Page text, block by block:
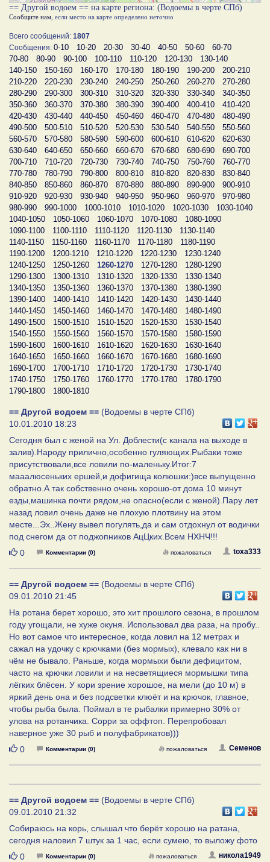
== Другой водоем == на карте региона: (Водоемы в черте СПб)
Сообщите нам , если место на карте определено неточно
Всего сообщений: 1807
Сообщения: 0-10 10-20 20-30 30-40 40-50 50-60
60-70
70-80
80-90 90-100 100-110 110-120 120-130
130-140
140-150
150-160 160-170 170-180 180-190 190-200
200-210
210-220
220-230 230-240 240-250 250-260 260-270
270-280
280-290
290-300 300-310 310-320 320-330 330-340
340-350
350-360
360-370 370-380 380-390 390-400 400-410
410-420
420-430
430-440 440-450 450-460 460-470 470-480
480-490
490-500
500-510 510-520 520-530 530-540 540-550
550-560
560-570
570-580 580-590 590-600 600-610 610-620
620-630
630-640
640-650 650-660 660-670 670-680 680-690
690-700
700-710
710-720 720-730 730-740 740-750 750-760
760-770
770-780
780-790 790-800 800-810 810-820 820-830
830-840
840-850
850-860 860-870 870-880 880-890 890-900
900-910
910-920
920-930 930-940 940-950 950-960 960-970
970-980
980-990
990-1000 1000-1010 1010-1020 1020-1030
1030-1040
1040-1050
1050-1060 1060-1070 1070-1080
1080-1090
1090-1100
1100-1110 1110-1120 1120-1130
1130-1140
1140-1150
1150-1160 1160-1170 1170-1180
1180-1190
1190-1200
1200-1210 1210-1220 1220-1230
1230-1240
1240-1250
1250-1260 1260-1270 1270-1280
1280-1290
1290-1300
1300-1310 1310-1320 1320-1330
1330-1340
1340-1350
1350-1360 1360-1370 1370-1380
1380-1390
1390-1400
1400-1410 1410-1420 1420-1430
1430-1440
1440-1450
1450-1460 1460-1470 1470-1480
1480-1490
1490-1500
1500-1510 1510-1520 1520-1530
1530-1540
1540-1550
1550-1560 1560-1570 1570-1580
1580-1590
1590-1600
1600-1610 1610-1620 1620-1630
1630-1640
1640-1650
1650-1660 1660-1670 1670-1680
1680-1690
1690-1700
1700-1710 1710-1720 1720-1730
1730-1740
1740-1750
1750-1760 1760-1770 1770-1780
1780-1790
1790-1800
1800-1810
== Другой водоем == (Водоемы в черте СПб)
10.01.2010 18:23
Сегодня был с женой на Ул. Доблести(с канала на выходе в
залив).Народу прилично,особенно гуляющих.Рыбаки тоже
присутствовали,все ловили по-маленьку.Итог:7
мааалюсеньких ершей,и дофигища колюшки:)все выпущенно
обратно.А так собственно очень хорошо-от дома 10 минут
езды,машинка почти рядом,не опасно(если с женой).Пару лет
назад ловил очень даже не плохую плотвину на этом
месте...Эх..Жену вывел погулять,да и сам отдохнул от водички
под снегом да от поджопников АцЦких.Всем НХНЧ!!!
Нравится
0 Комментарии (0) toxa333
пожаловаться
== Другой водоем == (Водоемы в черте СПб)
09.01.2010 21:45
На ротана берет хорошо, это хит прошлого сезона, в прошлом
году угощали, не хуже окуня. Использовал два раза, на пробу..
Но вот самое что интересное, когда ловил на 12 метрах и
сажал на удочку с крючками (без мормых), клевало как ни в
чём не бывало. Раньше, когда мормыхи были дефицитом,
часто на крючки ловили и на несветящиеся мормышки типа
лёгких блёсен. У кори зрение хорошое, на мели (до 10 м) в
яркий день она и без подсветки клюёт и на крючок, главное,
чтобы рыба была. Поймал в те рыбалки примерно 30% от
улова на ротанчика. Сорри за оффтоп. Перепробовал
наверное уже 30 рыб и полуфабрикатов)))
Нравится
0 Комментарии (0) Семенов
пожаловаться
== Другой водоем == (Водоемы в черте СПб)
09.01.2010 21:32
Собираюсь на корь, слышал что берёт хорошо на ратана,
сегодня наловил 7 штук за 1 час, если сумею, то выложу фото
Нравится
0 Комментарии (0) никола1949
пожаловаться